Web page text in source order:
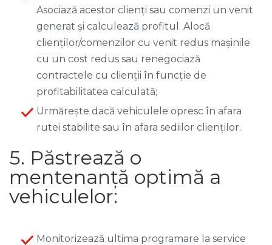
Asociază acestor clienți sau comenzi un venit
generat și calculează profitul. Alocă
clienților/comenzilor cu venit redus mașinile
cu un cost redus sau renegociază
contractele cu clienții în funcție de
profitabilitatea calculată;
Urmărește dacă vehiculele opresc în afara
rutei stabilite sau în afara sediilor clienților.
5. Păstrează o
mentenanță optimă a
vehiculelor:
Monitorizează ultima programare la service